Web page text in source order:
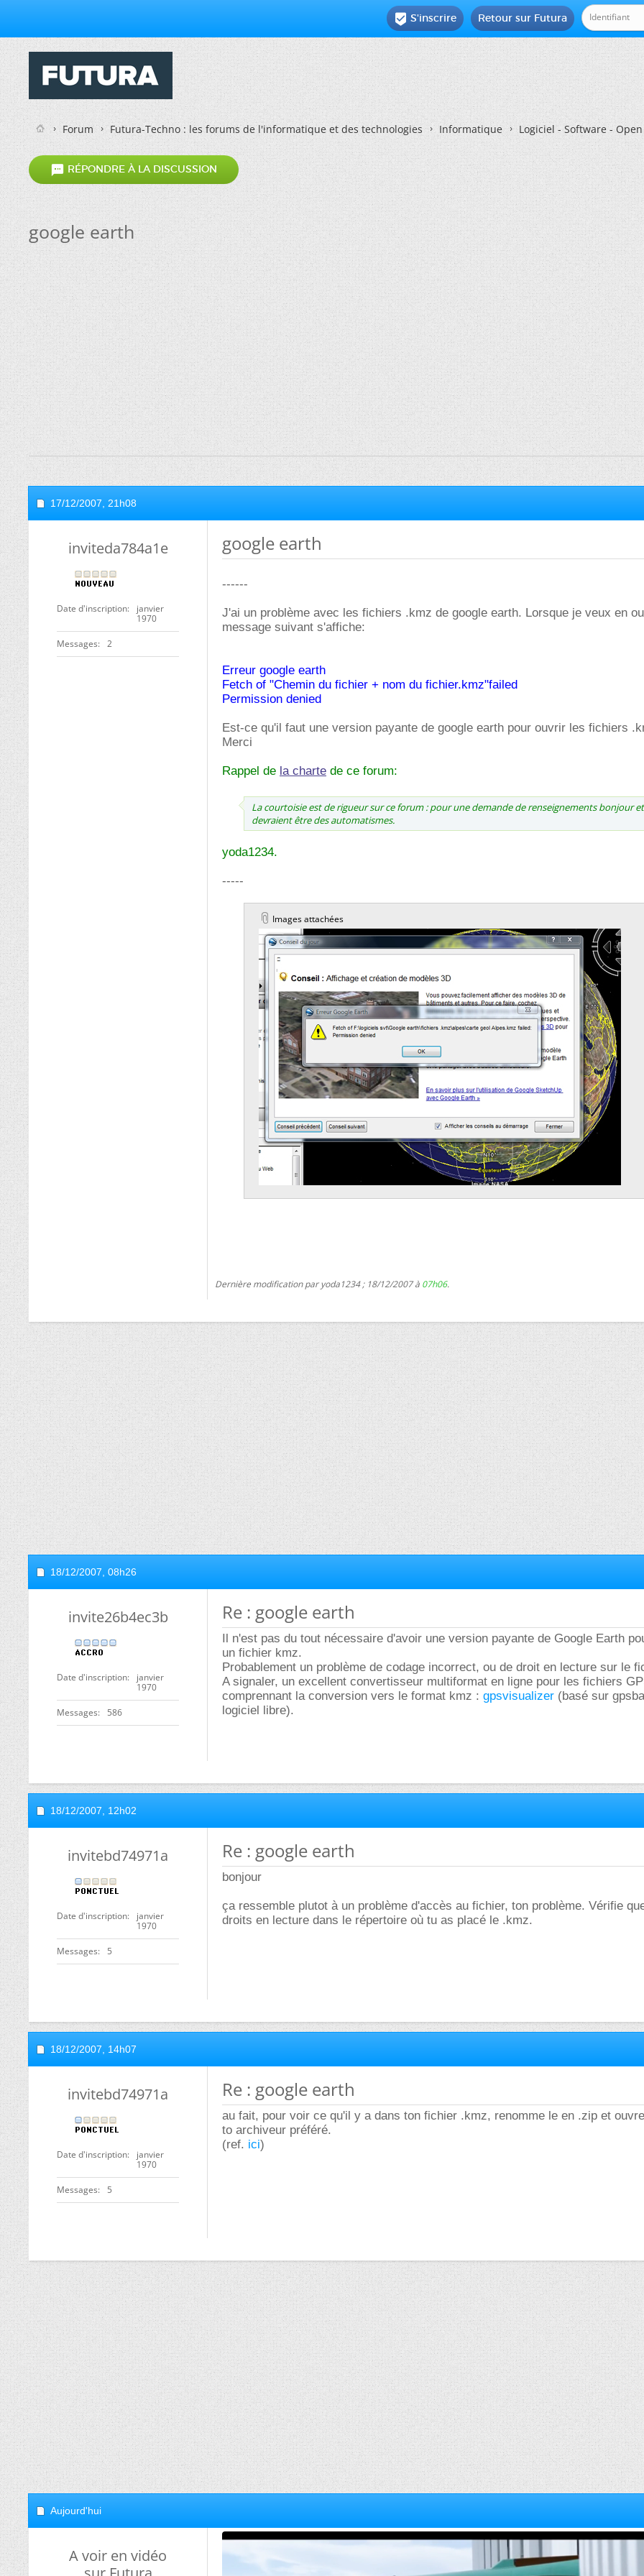
Retour sur Futura
 S'inscrire
Forum Futura-Techno : les forums de l'informatique et des technologies Informatique Logiciel - Software -
 RÉPONDRE À LA DISCUSSION
google earth
17/12/2007, 21h08
inviteda784a1e
Date d'inscription
janvier
1970
Messages 2
google earth
------
J'ai un problème avec les fichiers .kmz de google earth. Lorsque je veux en
message suivant s'affiche:
Erreur google earth
Fetch of "Chemin du fichier + nom du fichier.kmz"failed
Permission denied
Est-ce qu'il faut une version payante de google earth pour ouvrir les fichiers
Merci
Rappel de la charte de ce forum:
La courtoisie est de rigueur sur ce forum : pour une demande de renseignements bonjour
devraient être des automatismes.
yoda1234.
-----
Images attachées
Dernière modification par yoda1234 ; 18/12/2007 à 07h06.
18/12/2007, 08h26
invite26b4ec3b
Date d'inscription
janvier
1970
Messages 586
Re : google earth
Il n'est pas du tout nécessaire d'avoir une version payante de Google Earth
un fichier kmz.
Probablement un problème de codage incorrect, ou de droit en lecture sur le
A signaler, un excellent convertisseur multiformat en ligne pour les fichiers
comprennant la conversion vers le format kmz : gpsvisualizer (basé sur
logiciel libre).
18/12/2007, 12h02
invitebd74971a
Date d'inscription
janvier
1970
Messages 5
Re : google earth
bonjour
ça ressemble plutot à un problème d'accès au fichier, ton problème. Vérifie
droits en lecture dans le répertoire où tu as placé le .kmz.
18/12/2007, 14h07
invitebd74971a
Date d'inscription
janvier
1970
Messages 5
Re : google earth
au fait, pour voir ce qu'il y a dans ton fichier .kmz, renomme le en .zip et
to archiveur préféré.
(ref. ici)
Aujourd'hui
A voir en vidéo